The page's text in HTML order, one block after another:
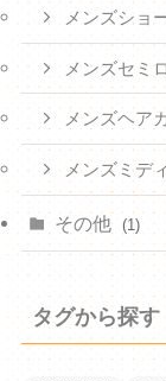
メンズショ
メンズセミ
メンズヘア
メンズミデ
その他 (1)
タグから探す